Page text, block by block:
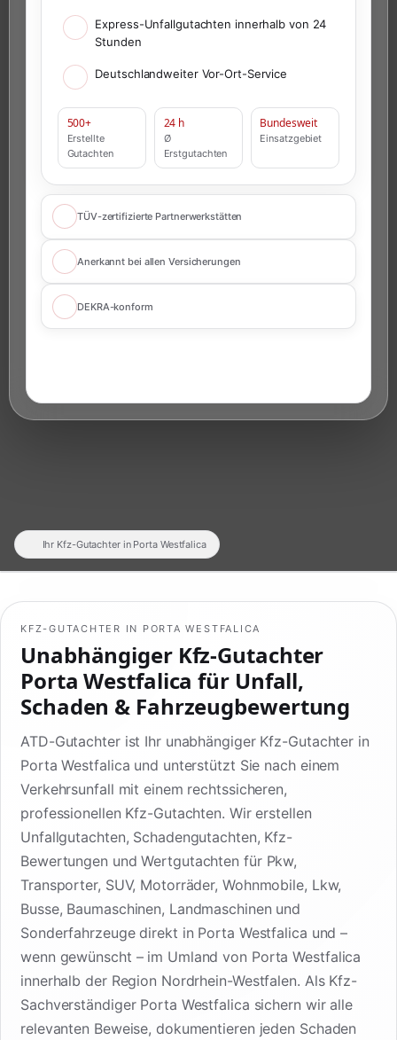
Express-Unfallgutachten innerhalb von 24
Stunden
Deutschlandweiter Vor-Ort-Service
500+
Erstellte
Gutachten
24 h
Ø
Erstgutachten
Bundesweit
Einsatzgebiet
TÜV-zertifizierte Partnerwerkstätten
Anerkannt bei allen Versicherungen
DEKRA-konform
KFZ-GUTACHTER IN PORTA WESTFALICA
Unabhängiger Kfz-Gutachter
Porta Westfalica für Unfall,
Schaden & Fahrzeugbewertung
ATD-Gutachter ist Ihr unabhängiger Kfz-Gutachter in
Porta Westfalica und unterstützt Sie nach einem
Verkehrsunfall mit einem rechtssicheren,
professionellen Kfz-Gutachten. Wir erstellen
Unfallgutachten, Schadengutachten, Kfz-
Bewertungen und Wertgutachten für Pkw,
Transporter, SUV, Motorräder, Wohnmobile, Lkw,
Busse, Baumaschinen, Landmaschinen und
Sonderfahrzeuge direkt in Porta Westfalica und –
wenn gewünscht – im Umland von Porta Westfalica
innerhalb der Region Nordrhein-Westfalen. Als Kfz-
Sachverständiger Porta Westfalica sichern wir alle
relevanten Beweise, dokumentieren jeden Schaden
Ihr Kfz-Gutachter in Porta Westfalica